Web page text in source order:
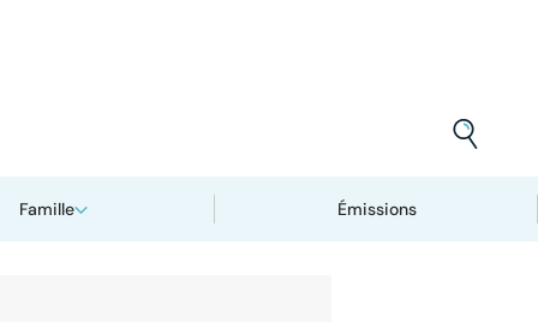
Famille Émissions